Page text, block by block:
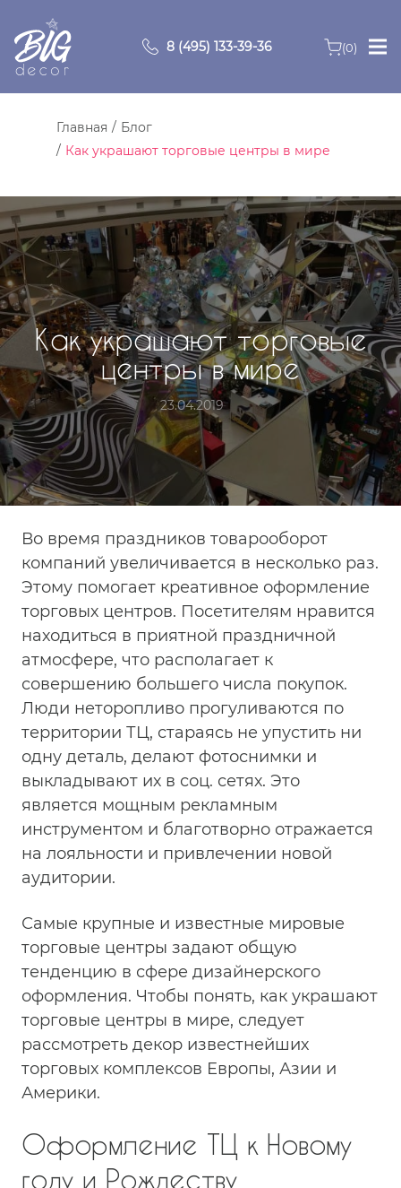
8 (495) 133-39-36 (0)
Главная
О компании
Продукция
Видео
Портфолио
Контакты
Главная
Блог
Как украшают торговые центры в мире
Как украшают торговые
центры в мире
23.04.2019
Во время праздников товарооборот
компаний увеличивается в несколько раз.
Этому помогает креативное оформление
торговых центров. Посетителям нравится
находиться в приятной праздничной
атмосфере, что располагает к
совершению большего числа покупок.
Люди неторопливо прогуливаются по
территории ТЦ, стараясь не упустить ни
одну деталь, делают фотоснимки и
выкладывают их в соц. сетях. Это
является мощным рекламным
инструментом и благотворно отражается
на лояльности и привлечении новой
аудитории.
Самые крупные и известные мировые
торговые центры задают общую
тенденцию в сфере дизайнерского
оформления. Чтобы понять, как украшают
торговые центры в мире, следует
рассмотреть декор известнейших
торговых комплексов Европы, Азии и
Америки.
Оформление ТЦ к Новому
году и Рождеству